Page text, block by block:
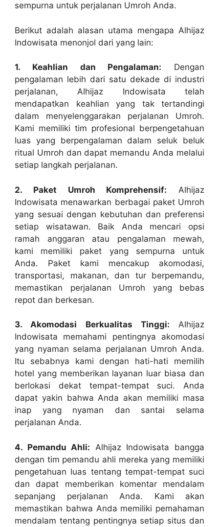
sempurna untuk perjalanan Umroh Anda.
Berikut adalah alasan utama mengapa Alhijaz
Indowisata menonjol dari yang lain:
1. Keahlian dan Pengalaman: Dengan
pengalaman lebih dari satu dekade di industri
perjalanan, Alhijaz Indowisata telah
mendapatkan keahlian yang tak tertandingi
dalam menyelenggarakan perjalanan Umroh.
Kami memiliki tim profesional berpengetahuan
luas yang berpengalaman dalam seluk beluk
ritual Umroh dan dapat memandu Anda melalui
setiap langkah perjalanan.
2. Paket Umroh Komprehensif: Alhijaz
Indowisata menawarkan berbagai paket Umroh
yang sesuai dengan kebutuhan dan preferensi
setiap wisatawan. Baik Anda mencari opsi
ramah anggaran atau pengalaman mewah,
kami memiliki paket yang sempurna untuk
Anda. Paket kami mencakup akomodasi,
transportasi, makanan, dan tur berpemandu,
memastikan perjalanan Umroh yang bebas
repot dan berkesan.
3. Akomodasi Berkualitas Tinggi: Alhijaz
Indowisata memahami pentingnya akomodasi
yang nyaman selama perjalanan Umroh Anda.
Itu sebabnya kami dengan hati-hati memilih
hotel yang memberikan layanan luar biasa dan
berlokasi dekat tempat-tempat suci. Anda
dapat yakin bahwa Anda akan memiliki masa
inap yang nyaman dan santai selama
perjalanan Anda.
4. Pemandu Ahli: Alhijaz Indowisata bangga
dengan tim pemandu ahli mereka yang memiliki
pengetahuan luas tentang tempat-tempat suci
dan dapat memberikan komentar mendalam
sepanjang perjalanan Anda. Kami akan
memastikan bahwa Anda memiliki pemahaman
mendalam tentang pentingnya setiap situs dan